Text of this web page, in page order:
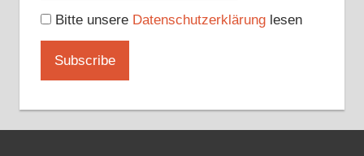
Bitte unsere Datenschutzerklärunglesen